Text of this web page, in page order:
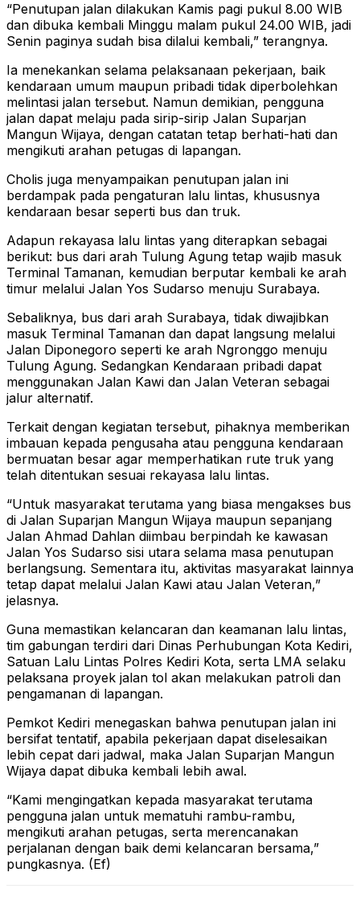
“Penutupan jalan dilakukan Kamis pagi pukul 8.00 WIB
dan dibuka kembali Minggu malam pukul 24.00 WIB, jadi
Senin paginya sudah bisa dilalui kembali,” terangnya.
Ia menekankan selama pelaksanaan pekerjaan, baik
kendaraan umum maupun pribadi tidak diperbolehkan
melintasi jalan tersebut. Namun demikian, pengguna
jalan dapat melaju pada sirip-sirip Jalan Suparjan
Mangun Wijaya, dengan catatan tetap berhati-hati dan
mengikuti arahan petugas di lapangan.
Cholis juga menyampaikan penutupan jalan ini
berdampak pada pengaturan lalu lintas, khususnya
kendaraan besar seperti bus dan truk.
Adapun rekayasa lalu lintas yang diterapkan sebagai
berikut: bus dari arah Tulung Agung tetap wajib masuk
Terminal Tamanan, kemudian berputar kembali ke arah
timur melalui Jalan Yos Sudarso menuju Surabaya.
Sebaliknya, bus dari arah Surabaya, tidak diwajibkan
masuk Terminal Tamanan dan dapat langsung melalui
Jalan Diponegoro seperti ke arah Ngronggo menuju
Tulung Agung. Sedangkan Kendaraan pribadi dapat
menggunakan Jalan Kawi dan Jalan Veteran sebagai
jalur alternatif.
Terkait dengan kegiatan tersebut, pihaknya memberikan
imbauan kepada pengusaha atau pengguna kendaraan
bermuatan besar agar memperhatikan rute truk yang
telah ditentukan sesuai rekayasa lalu lintas.
“Untuk masyarakat terutama yang biasa mengakses bus
di Jalan Suparjan Mangun Wijaya maupun sepanjang
Jalan Ahmad Dahlan diimbau berpindah ke kawasan
Jalan Yos Sudarso sisi utara selama masa penutupan
berlangsung. Sementara itu, aktivitas masyarakat lainnya
tetap dapat melalui Jalan Kawi atau Jalan Veteran,”
jelasnya.
Guna memastikan kelancaran dan keamanan lalu lintas,
tim gabungan terdiri dari Dinas Perhubungan Kota Kediri,
Satuan Lalu Lintas Polres Kediri Kota, serta LMA selaku
pelaksana proyek jalan tol akan melakukan patroli dan
pengamanan di lapangan.
Pemkot Kediri menegaskan bahwa penutupan jalan ini
bersifat tentatif, apabila pekerjaan dapat diselesaikan
lebih cepat dari jadwal, maka Jalan Suparjan Mangun
Wijaya dapat dibuka kembali lebih awal.
“Kami mengingatkan kepada masyarakat terutama
pengguna jalan untuk mematuhi rambu-rambu,
mengikuti arahan petugas, serta merencanakan
perjalanan dengan baik demi kelancaran bersama,”
pungkasnya. (Ef)